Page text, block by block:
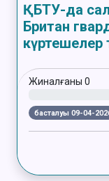
ҚБТУ-да
Британ
күртешелер
Жиналғаны 0
басталуы 09-04-